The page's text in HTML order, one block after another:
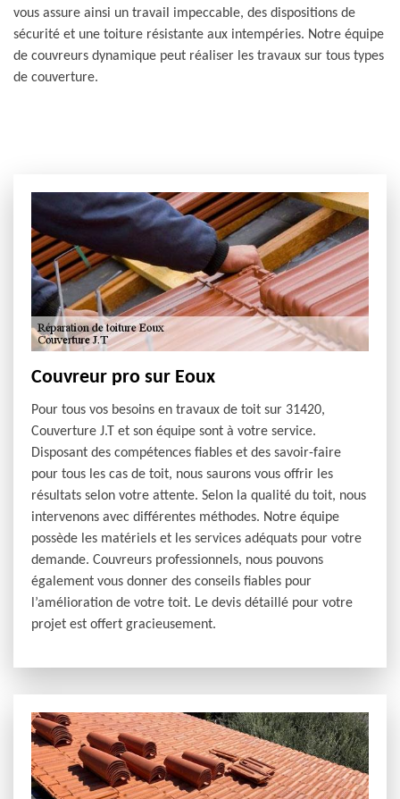
vous assure ainsi un travail impeccable, des dispositions de
sécurité et une toiture résistante aux intempéries. Notre équipe
de couvreurs dynamique peut réaliser les travaux sur tous types
de couverture.
Couvreur pro sur Eoux
Pour tous vos besoins en travaux de toit sur 31420,
Couverture J.T et son équipe sont à votre service.
Disposant des compétences fiables et des savoir-faire
pour tous les cas de toit, nous saurons vous offrir les
résultats selon votre attente. Selon la qualité du toit, nous
intervenons avec différentes méthodes. Notre équipe
possède les matériels et les services adéquats pour votre
demande. Couvreurs professionnels, nous pouvons
également vous donner des conseils fiables pour
l’amélioration de votre toit. Le devis détaillé pour votre
projet est offert gracieusement.